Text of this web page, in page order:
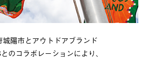
城陽市とアウトドアブランド
のコラボレーションにより、